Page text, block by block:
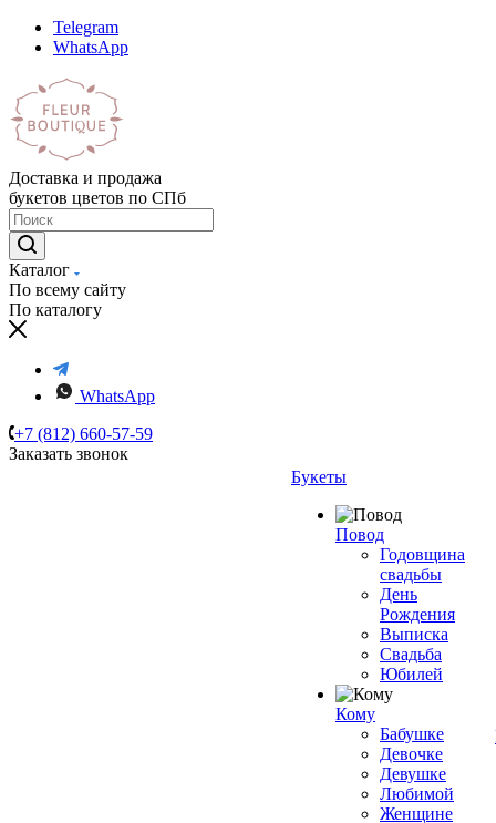
Telegram
WhatsApp
Доставка и продажа
букетов цветов по СПб
Каталог
По всему сайту
По каталогу
WhatsApp
+7 (812) 660-57-59
Заказать звонок
Букеты
Повод
Годовщина
свадьбы
День
Рождения
Выписка
Свадьба
Юбилей
Кому
Бабушке
Девочке
Девушке
Любимой
Женщине